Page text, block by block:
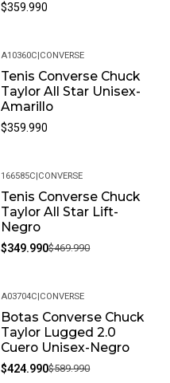
$359.990
A10360C CONVERSE
Tenis Converse Chuck
Taylor All Star Unisex-
Amarillo
$359.990
-26%
166585C CONVERSE
Tenis Converse Chuck
Taylor All Star Lift-
Negro
$349.990$469.990
-28%
A03704C|CONVERSE
Botas Converse Chuck
Taylor Lugged 2.0
Cuero Unisex-Negro
$424.990$589.990